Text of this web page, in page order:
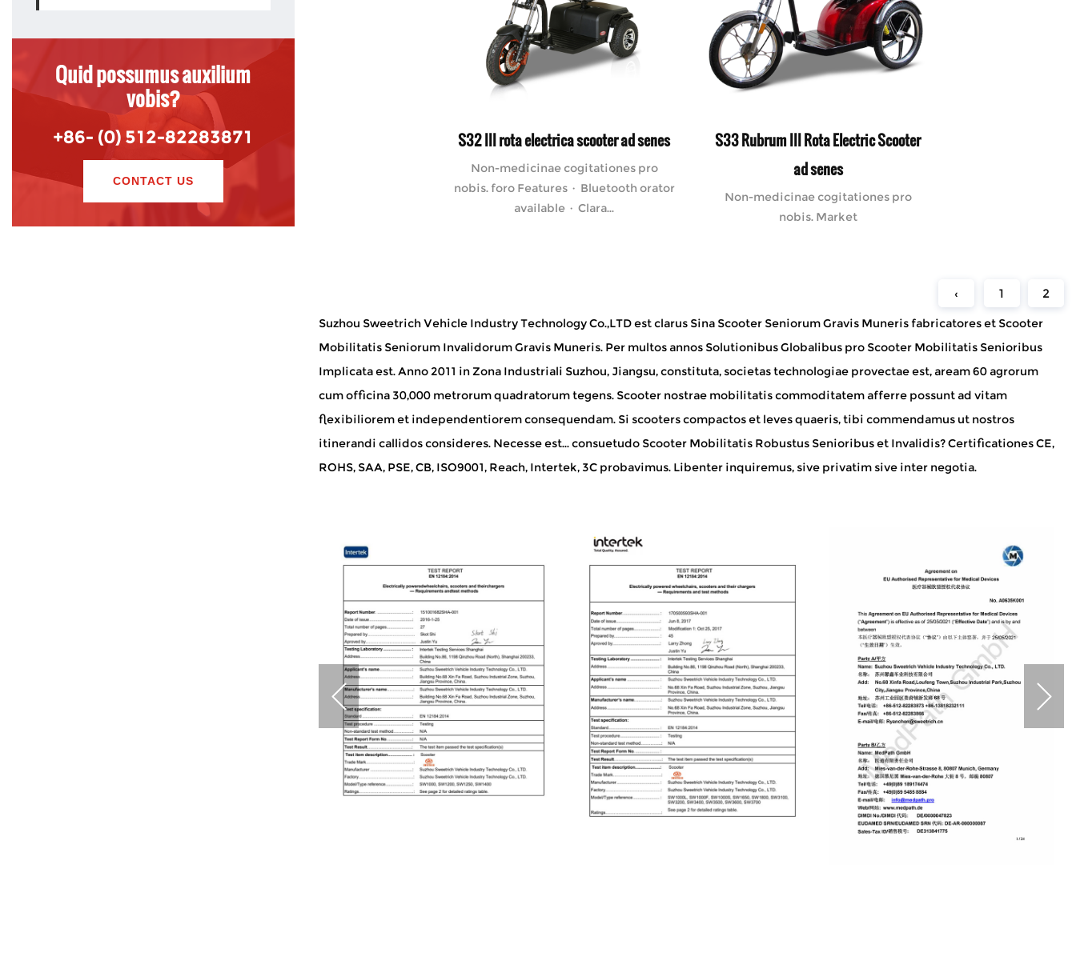
Quid possumus auxilium
vobis?
+86- (0) 512-82283871
CONTACT US
S32 III rota electrica scooter ad senes
Non-medicinae cogitationes pro
nobis. foro Features · Bluetooth orator
available · Clara...
S33 Rubrum III Rota Electric Scooter
ad senes
Non-medicinae cogitationes pro
nobis. Market
‹ 1 2
Suzhou Sweetrich Vehicle Industry Technology Co.,LTD est clarus Sina Scooter Seniorum Gravis Muneris fabricatoreset Scooter
Mobilitatis Seniorum Invalidorum Gravis Muneris. Per multos annos Solutionibus Globalibus pro Scooter Mobilitatis Senioribus
Implicata est. Anno 2011 in Zona Industriali Suzhou, Jiangsu, constituta, societas technologiae provectae est, aream 60 agrorum
cum officina 30,000 metrorum quadratorum tegens. Scooter nostrae mobilitatis commoditatem afferre possunt ad vitam
flexibiliorem et independentiorem consequendam. Si scooters compactos et leves quaeris, tibi commendamus ut nostros
itinerandi callidos consideres. Necesse est...consuetudo Scooter Mobilitatis Robustus Senioribus et Invalidis? Certificationes CE,
ROHS, SAA, PSE, CB, ISO9001, Reach, Intertek, 3C probavimus. Libenter inquiremus, sive privatim sive inter negotia.